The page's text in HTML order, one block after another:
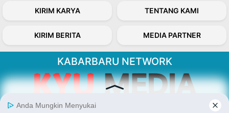
KIRIM KARYA TENTANG KAMI
KIRIM BERITA MEDIA PARTNER
KABARBARU NETWORK